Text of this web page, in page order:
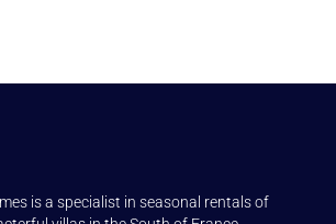
is a specialist in seasonal rentals of